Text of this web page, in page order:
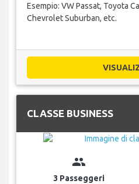
Esempio: VW Passat, Toyota
Chevrolet Suburban, etc.
CLASSE BUSINESS
group
3 Passeggeri